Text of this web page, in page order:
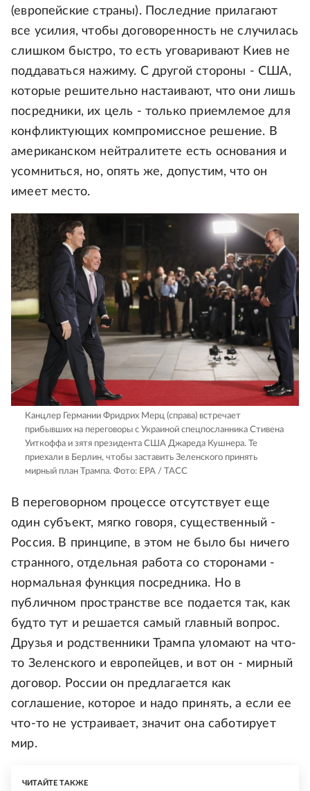
(европейские страны). Последние прилагают
все усилия, чтобы договоренность не случилась
слишком быстро, то есть уговаривают Киев не
поддаваться нажиму. С другой стороны - США,
которые решительно настаивают, что они лишь
посредники, их цель - только приемлемое для
конфликтующих компромиссное решение. В
американском нейтралитете есть основания и
усомниться, но, опять же, допустим, что он
имеет место.
Канцлер Германии Фридрих Мерц (справа) встречает
прибывших на переговоры с Украиной спецпосланника Стивена
Уиткоффа и зятя президента США Джареда Кушнера. Те
приехали в Берлин, чтобы заставить Зеленского принять
мирный план Трампа. Фото: EPA / ТАСС
В переговорном процессе отсутствует еще
один субъект, мягко говоря, существенный -
Россия. В принципе, в этом не было бы ничего
странного, отдельная работа со сторонами -
нормальная функция посредника. Но в
публичном пространстве все подается так, как
будто тут и решается самый главный вопрос.
Друзья и родственники Трампа уломают на что-
то Зеленского и европейцев, и вот он - мирный
договор. России он предлагается как
соглашение, которое и надо принять, а если ее
что-то не устраивает, значит она саботирует
мир.
ЧИТАЙТЕ ТАКЖЕ